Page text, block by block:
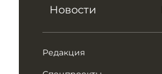
Новости
Редакция